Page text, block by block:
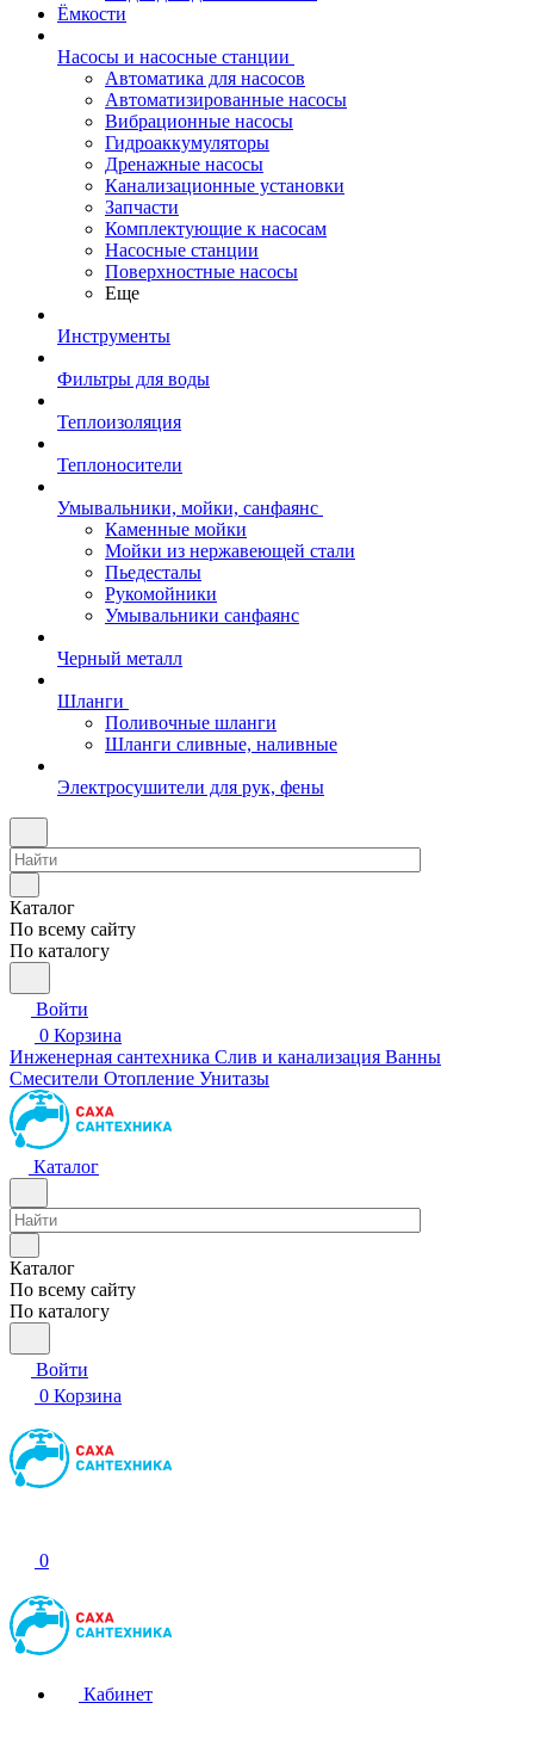
Ёмкости
Насосы и насосные станции
Автоматика для насосов
Автоматизированные насосы
Вибрационные насосы
Гидроаккумуляторы
Дренажные насосы
Канализационные установки
Запчасти
Комплектующие к насосам
Насосные станции
Поверхностные насосы
Еще
Инструменты
Фильтры для воды
Теплоизоляция
Теплоносители
Умывальники, мойки, санфаянс
Каменные мойки
Мойки из нержавеющей стали
Пьедесталы
Рукомойники
Умывальники санфаянс
Черный металл
Шланги
Поливочные шланги
Шланги сливные, наливные
Электросушители для рук, фены
Каталог
По всему сайту
По каталогу
Войти
0 Корзина
Инженерная сантехника Слив и канализация Ванны
Смесители Отопление Унитазы
Каталог
Каталог
По всему сайту
По каталогу
Войти
0 Корзина
0
Кабинет